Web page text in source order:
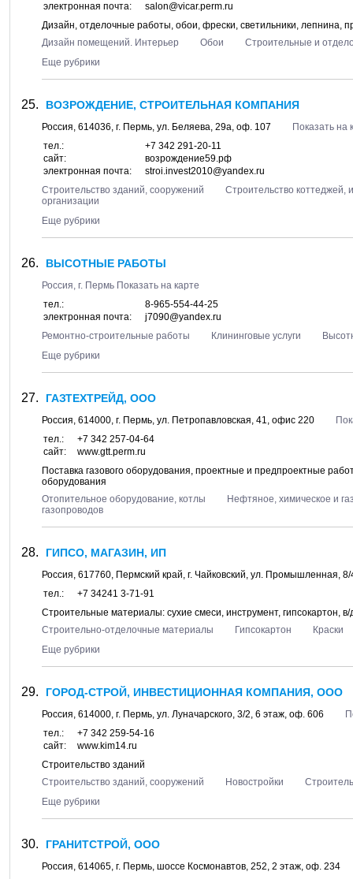
электронная почта:
salon@vicar.perm.ru
Дизайн, отделочные работы, обои, фрески, светильники, лепнина,
Дизайн помещений. Интерьер
Обои
Строительные и
Еще рубрики
ВОЗРОЖДЕНИЕ, СТРОИТЕЛЬНАЯ КОМПАНИЯ
Россия, 614036, г. Пермь, ул. Беляева, 29а, оф. 107
Показать на
тел.:
+7 342 291-20-11
сайт:
возрождение59.рф
электронная почта:
stroi.invest2010@yandex.ru
Строительство зданий, сооружений
Строительство коттеджей,
организации
Еще рубрики
ВЫСОТНЫЕ РАБОТЫ
Россия, г. Пермь Показать на карте
тел.:
8-965-554-44-25
электронная почта:
j7090@yandex.ru
Ремонтно-строительные работы
Клининговые услуги
Еще рубрики
ГАЗТЕХТРЕЙД, ООО
Россия, 614000, г. Пермь, ул. Петропавловская, 41, офис 220
тел.:
+7 342 257-04-64
сайт:
www.gtt.perm.ru
Поставка газового оборудования, проектные и предпроектные
оборудования
Отопительное оборудование, котлы
Нефтяное, химическое и
газопроводов
ГИПСО, МАГАЗИН, ИП
Россия, 617760, Пермский край, г. Чайковский, ул. Промышленная, 8/
тел.:
+7 34241 3-71-91
Строительные материалы: сухие смеси, инструмент, гипсокартон, в/
Строительно-отделочные материалы
Гипсокартон
Краски
Еще рубрики
ГОРОД-СТРОЙ, ИНВЕСТИЦИОННАЯ КОМПАНИЯ, ООО
Россия, 614000, г. Пермь, ул. Луначарского, 3/2, 6 этаж, оф. 606
тел.:
+7 342 259-54-16
сайт:
www.kim14.ru
Строительство зданий
Строительство зданий, сооружений
Новостройки
Еще рубрики
ГРАНИТСТРОЙ, ООО
Россия, 614065, г. Пермь, шоссе Космонавтов, 252, 2 этаж, оф. 234